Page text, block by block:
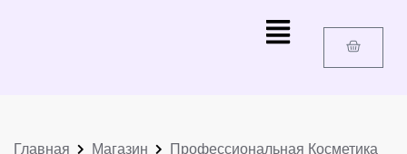
Главная Магазин
Профессиональная Косметика